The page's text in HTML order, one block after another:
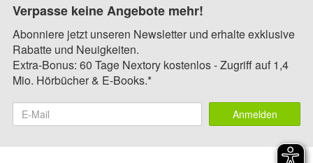
Verpasse keine Angebote mehr!
Abonniere jetzt unseren Newsletter und erhalte exklusive
Rabatte und Neuigkeiten.
Extra-Bonus: 60 Tage Nextory kostenlos - Zugriff auf 1,4
Mio. Hörbücher & E-Books.*
Anmelden